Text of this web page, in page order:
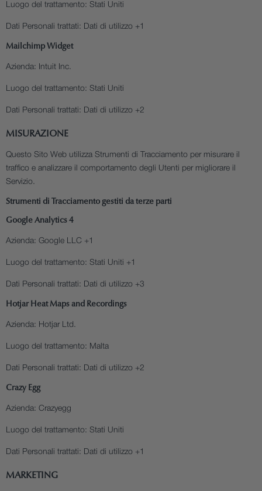
Luogo del trattamento: Stati Uniti
Dati Personali trattati: Dati di utilizzo +1
Mailchimp Widget
Azienda: Intuit Inc.
Luogo del trattamento: Stati Uniti
Dati Personali trattati: Dati di utilizzo +2
MISURAZIONE
Questo Sito Web utilizza Strumenti di Tracciamento per misurare il
traffico e analizzare il comportamento degli Utenti per migliorare il
Servizio.
Strumenti di Tracciamento gestiti da terze parti
Google Analytics 4
Azienda: Google LLC +1
Luogo del trattamento: Stati Uniti +1
Dati Personali trattati: Dati di utilizzo +3
Hotjar Heat Maps and Recordings
Azienda: Hotjar Ltd.
Luogo del trattamento: Malta
Dati Personali trattati: Dati di utilizzo +2
Crazy Egg
Azienda: Crazyegg
Luogo del trattamento: Stati Uniti
Dati Personali trattati: Dati di utilizzo +1
MARKETING